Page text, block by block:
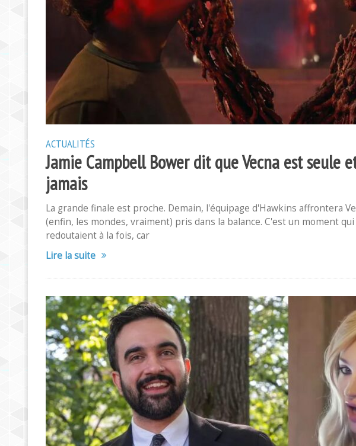
ACTUALITÉS
Jamie Campbell Bower dit que Vecna ​​est seule
jamais
La grande finale est proche. Demain, l'équipage d'Hawkins affrontera
(enfin, les mondes, vraiment) pris dans la balance. C'est un moment
redoutaient à la fois, car
Lire la suite